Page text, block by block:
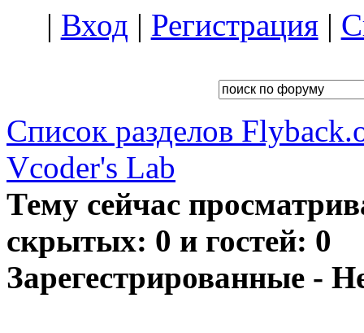
| Вход | Регистрация|
Список разделов
Vcoder's Lab
Тему сейчас
скрытых: 0 и гостей: 0
Зарегестрированные -